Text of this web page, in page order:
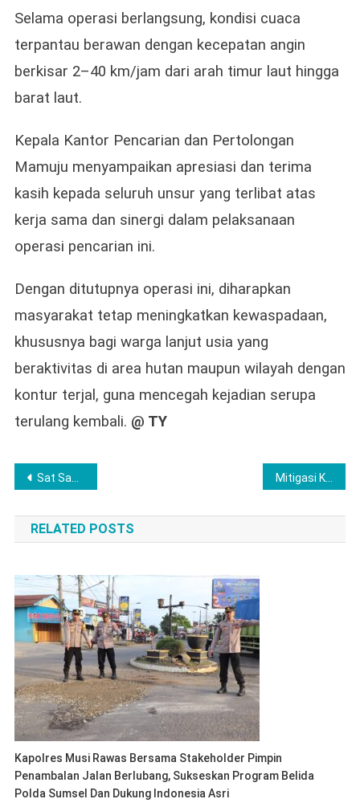
Selama operasi berlangsung, kondisi cuaca
terpantau berawan dengan kecepatan angin
berkisar 2–40 km/jam dari arah timur laut hingga
barat laut.
Kepala Kantor Pencarian dan Pertolongan
Mamuju menyampaikan apresiasi dan terima
kasih kepada seluruh unsur yang terlibat atas
kerja sama dan sinergi dalam pelaksanaan
operasi pencarian ini.
Dengan ditutupnya operasi ini, diharapkan
masyarakat tetap meningkatkan kewaspadaan,
khususnya bagi warga lanjut usia yang
beraktivitas di area hutan maupun wilayah dengan
kontur terjal, guna mencegah kejadian serupa
terulang kembali. @ TY
Navigasi
pos
Sat Samapta Polres Lubuk Linggau Hadir Membawa Kesejukan Bagi Para Pengguna Jalan Melalui Aksi Bagi-Bagi Takjil
RELATED POSTS
Kapolres Musi Rawas Bersama Stakeholder Pimpin
Penambalan Jalan Berlubang, Sukseskan Program Belida
Polda Sumsel Dan Dukung Indonesia Asri